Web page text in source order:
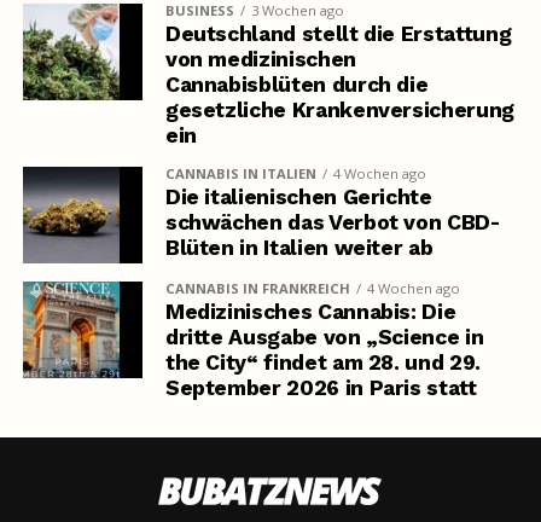
BUSINESS 3 Wochen ago
Deutschland stellt die Erstattung
von medizinischen
Cannabisblüten durch die
gesetzliche Krankenversicherung
ein
CANNABIS IN ITALIEN 4 Wochen ago
Die italienischen Gerichte
schwächen das Verbot von CBD-
Blüten in Italien weiter ab
CANNABIS IN FRANKREICH 4 Wochen ago
Medizinisches Cannabis: Die
dritte Ausgabe von „Science in
the City“ findet am 28. und 29.
September 2026 in Paris statt